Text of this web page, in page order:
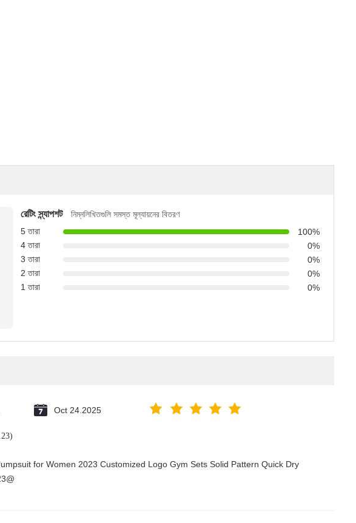
রেটিং স্ন্যাপশট
নিম্নলিখিতগুলি সমস্ত মূল্যায়নের বিতরণ
5 তারা
100%
4 তারা
0%
3 তারা
0%
2 তারা
0%
1 তারা
0%
Oct 24.2025
for Women 2023 Customized Logo Gym Sets Solid Pattern Quick Dry